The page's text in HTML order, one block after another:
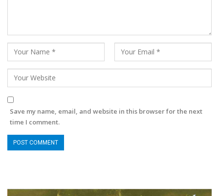
Save my name, email, and website in this browser for the next
time I comment.